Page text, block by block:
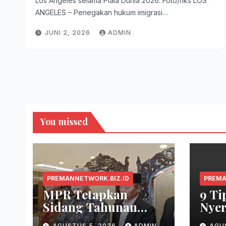
ANGELES – Penegakan hukum imigrasi…
JUNI 2, 2026 ADMIN
You missed
PREMANNETWORK.BIZ.ID
MPR Tetapkan
Sidang Tahunan
Digelar 14 Agustus
9